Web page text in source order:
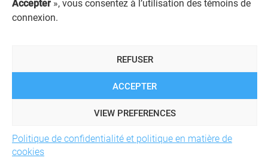
Accepter », vous consentez à l’utilisation des témoins de
connexion.
ACCEPTER
REFUSER
VIEW PREFERENCES
Politique de confidentialité et politique en matière de
cookies
AVIS JURIDIQUE GÉNÉRAL
POLITIQUE DE TRAITEMENT DES PLAINTES
REGISTRE DES CONFLITS D'INTÉRÊTS
© 2026 Société de services financiers Fonds FMOQ inc.
droits réservés.